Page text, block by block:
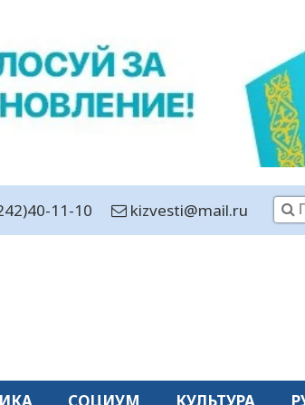
11-10 kizvesti@mail.ru